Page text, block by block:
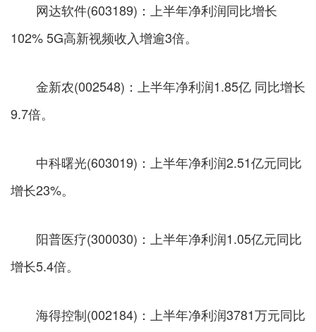
网达软件(603189)：上半年净利润同比增长
102% 5G高新视频收入增逾3倍。
金新农(002548)：上半年净利润1.85亿 同比增长
9.7倍。
中科曙光(603019)：上半年净利润2.51亿元同比
增长23%。
阳普医疗(300030)：上半年净利润1.05亿元同比
增长5.4倍。
海得控制(002184)：上半年净利润3781万元同比